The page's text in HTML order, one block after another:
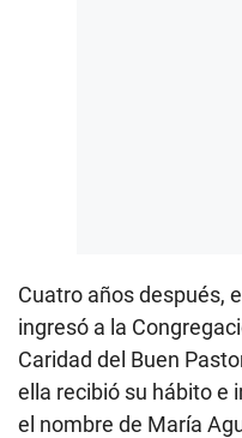
Cuatro años después,
ingresó a la
Caridad del Buen
ella recibió su hábito e
el nombre de María